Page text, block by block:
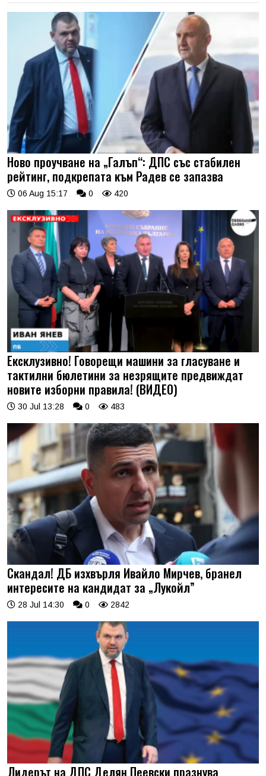
Ново проучване на „Галъп“: ДПС със стабилен
рейтинг, подкрепата към Радев се запазва
06 Aug 15:17 0 420
Ексклузивно! Говорещи машини за гласуване и
тактилни бюлетини за незрящите предвиждат
новите изборни правила! (ВИДЕО)
30 Jul 13:28 0 483
Скандал! ДБ изхвърля Ивайло Мирчев, бранел
интересите на кандидат за „Лукойл”
28 Jul 14:30 0 2842
Лидерът на ДПС Делян Пеевски празнува